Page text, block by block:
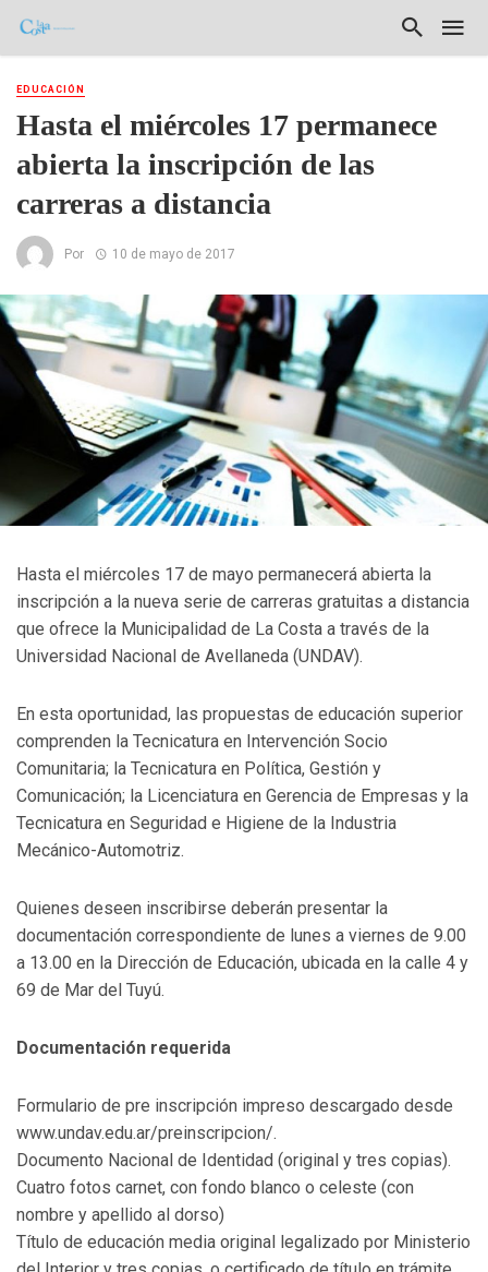
EDUCACIÓN
Hasta el miércoles 17 permanece
abierta la inscripción de las
carreras a distancia
Por 10 de mayo de 2017
Hasta el miércoles 17 de mayo permanecerá abierta la
inscripción a la nueva serie de carreras gratuitas a distancia
que ofrece la Municipalidad de La Costa a través de la
Universidad Nacional de Avellaneda (UNDAV).
En esta oportunidad, las propuestas de educación superior
comprenden la Tecnicatura en Intervención Socio
Comunitaria; la Tecnicatura en Política, Gestión y
Comunicación; la Licenciatura en Gerencia de Empresas y la
Tecnicatura en Seguridad e Higiene de la Industria
Mecánico-Automotriz.
Quienes deseen inscribirse deberán presentar la
documentación correspondiente de lunes a viernes de 9.00
a 13.00 en la Dirección de Educación, ubicada en la calle 4 y
69 de Mar del Tuyú.
Documentación requerida
Formulario de pre inscripción impreso descargado desde
www.undav.edu.ar/preinscripcion/.
Documento Nacional de Identidad (original y tres copias).
Cuatro fotos carnet, con fondo blanco o celeste (con
nombre y apellido al dorso)
Título de educación media original legalizado por Ministerio